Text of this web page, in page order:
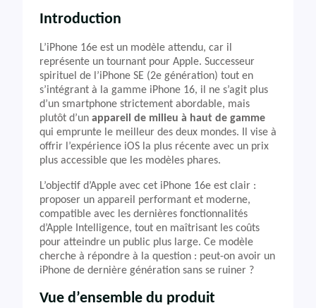
Introduction
L’iPhone 16e est un modèle attendu, car il
représente un tournant pour Apple. Successeur
spirituel de l’iPhone SE (2e génération) tout en
s’intégrant à la gamme iPhone 16, il ne s’agit plus
d’un smartphone strictement abordable, mais
plutôt d’un appareil de milieu à haut de gamme
qui emprunte le meilleur des deux mondes. Il vise à
offrir l’expérience iOS la plus récente avec un prix
plus accessible que les modèles phares.
L’objectif d’Apple avec cet iPhone 16e est clair :
proposer un appareil performant et moderne,
compatible avec les dernières fonctionnalités
d’Apple Intelligence, tout en maîtrisant les coûts
pour atteindre un public plus large. Ce modèle
cherche à répondre à la question : peut-on avoir un
iPhone de dernière génération sans se ruiner ?
Vue d’ensemble du produit